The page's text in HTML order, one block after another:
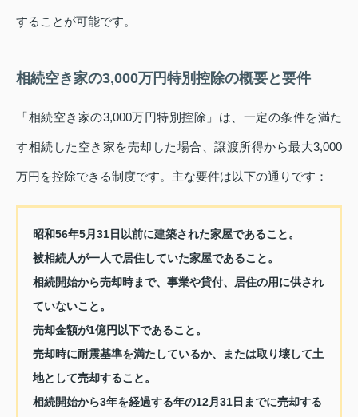
することが可能です。
相続空き家の3,000万円特別控除の概要と要件
「相続空き家の3,000万円特別控除」は、一定の条件を満た
す相続した空き家を売却した場合、譲渡所得から最大3,000
万円を控除できる制度です。主な要件は以下の通りです：
昭和56年5月31日以前に建築された家屋であること。
被相続人が一人で居住していた家屋であること。
相続開始から売却時まで、事業や貸付、居住の用に供され
ていないこと。
売却金額が1億円以下であること。
売却時に耐震基準を満たしているか、または取り壊して土
地として売却すること。
相続開始から3年を経過する年の12月31日までに売却する